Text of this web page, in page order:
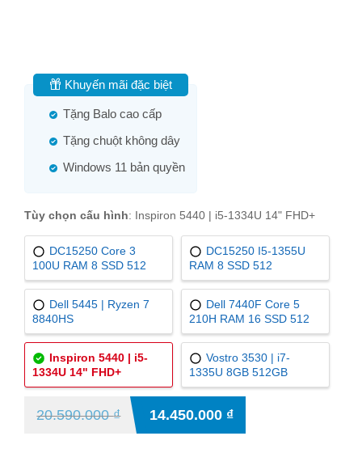
Khuyến mãi đặc biệt
Tặng Balo cao cấp
Tặng chuột không dây
Windows 11 bản quyền
Tùy chọn cấu hình: Inspiron 5440 | i5-1334U 14" FHD+
DC15250 Core 3
100U RAM 8 SSD 512
DC15250 I5-1355U
RAM 8 SSD 512
Dell 5445 | Ryzen 7
8840HS
Dell 7440F Core 5
210H RAM 16 SSD 512
Inspiron 5440 | i5-
1334U 14" FHD+
Vostro 3530 | i7-
1335U 8GB 512GB
20.590.000₫ 14.450.000 ₫